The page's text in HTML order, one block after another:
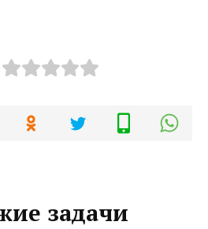
задачи